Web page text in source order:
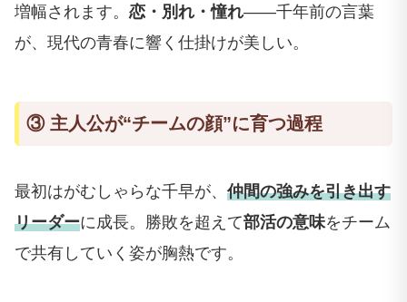
増幅されます。 恋・別れ・憧れ――千年前の言葉
が、現代の青春に響く仕掛けが美しい。
③ 主人公が“チームの顔”に育つ過程
最初はがむしゃらな千早が、 仲間の強みを引き出す
リーダーに成長。勝敗を超えて部活の意味をチーム
で共有していく姿が胸熱です。